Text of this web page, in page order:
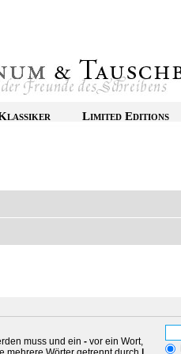
Limited Editions
muss und ein - vor ein Wort,